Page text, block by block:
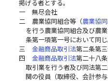
掲げる者とする。
一
無尽会社
二
農業協同組合等（農業協
を行う農業協同組合及び農
条第一項第一号において同じ
三
金融商品取引法第二条第
四
金融商品取引法第二十八
取引業を行う者及び同法第
関の役員（取締役、会計参